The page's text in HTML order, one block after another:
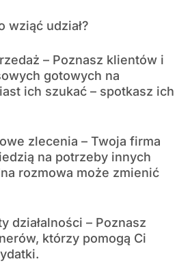
wziąć udział?
– Poznasz klientów i
gotowych na
ich szukać – spotkasz ich
zlecenia – Twoja firma
na potrzeby innych
rozmowa może zmienić
działalności – Poznasz
którzy pomogą Ci